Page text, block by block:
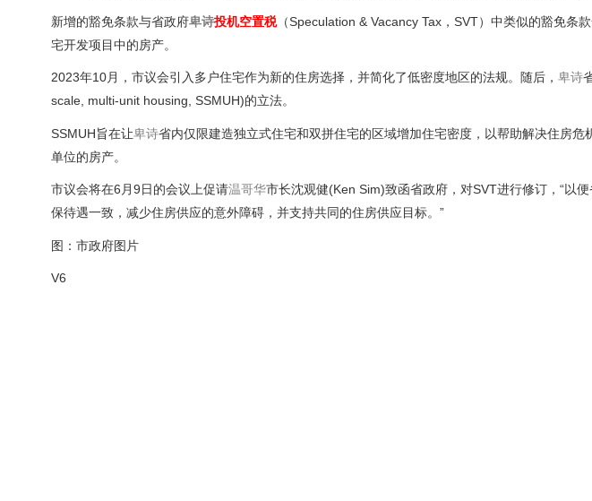
新增的豁免条款与省政府卑诗投机空置税（Speculation & Vacancy Tax，SVT）中类似的豁免条
宅开发项目中的房产。
2023年10月，市议会引入多户住宅作为新的住房选择，并简化了低密度地区的法规。随后， 卑诗
scale, multi-unit housing, SSMUH)的立法。
SSMUH旨在让卑诗省内仅限建造独立式住宅和双拼住宅的区域增加住宅密度，以帮助解决住房
单位的房产。
市议会将在6月9日的会议上促请温哥华市长沈观健(Ken Sim)致函省政府，对SVT进行修订，“以
保待遇一致，减少住房供应的意外障碍，并支持共同的住房供应目标。”
图：市政府图片
V6